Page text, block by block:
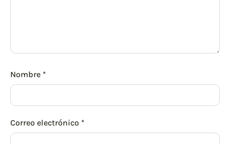
Nombre *
Correo electrónico *